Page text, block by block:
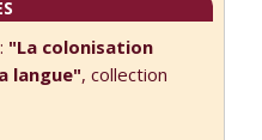
"La colonisation
langue", collection